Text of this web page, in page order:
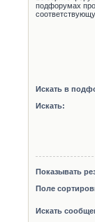
подфорумах
Искать в
Искать:
Показывать
Поле
Искать